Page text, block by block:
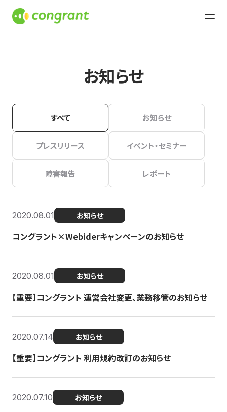
お知らせ
すべて お知らせ
プレスリリース イベント・セミナー
障害報告 レポート
2020.08.01 お知らせ
コングラント×Webiderキャンペーンのお知らせ
2020.08.01 お知らせ
【重要】コングラント 運営会社変更、業務移管のお知らせ
2020.07.14 お知らせ
【重要】コングラント 利用規約改訂のお知らせ
2020.07.10 お知らせ